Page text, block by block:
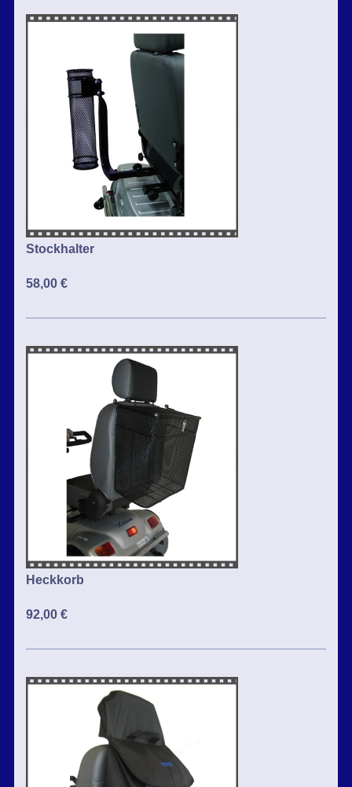
Stockhalter
58,00 €
Heckkorb
92,00 €